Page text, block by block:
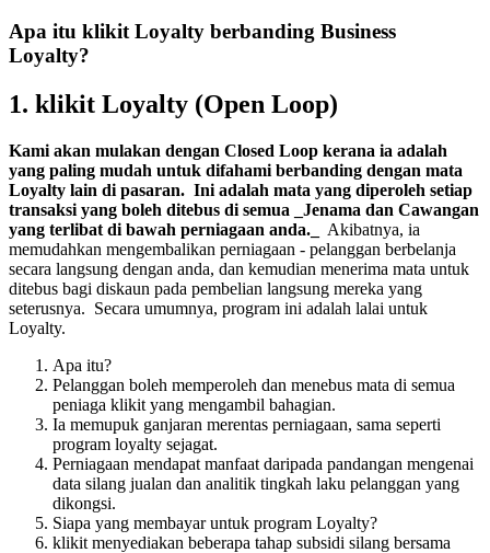
Apa itu klikit Loyalty berbanding Business
Loyalty?
1. klikit Loyalty (Open Loop)
Kami akan mulakan dengan Closed Loop kerana ia adalah
yang paling mudah untuk difahami berbanding dengan mata
Loyalty lain di pasaran. Ini adalah mata yang diperoleh setiap
transaksi yang boleh ditebus di semua _Jenama dan Cawangan
yang terlibat di bawah perniagaan anda._
Akibatnya, ia
memudahkan mengembalikan perniagaan - pelanggan berbelanja
secara langsung dengan anda, dan kemudian menerima mata untuk
ditebus bagi diskaun pada pembelian langsung mereka yang
seterusnya. Secara umumnya, program ini adalah lalai untuk
Loyalty.
Apa itu?
Pelanggan boleh memperoleh dan menebus mata di semua
peniaga klikit yang mengambil bahagian.
Ia memupuk ganjaran merentas perniagaan, sama seperti
program loyalty sejagat.
Perniagaan mendapat manfaat daripada pandangan mengenai
data silang jualan dan analitik tingkah laku pelanggan yang
dikongsi.
Siapa yang membayar untuk program Loyalty?
klikit menyediakan beberapa tahap subsidi silang bersama